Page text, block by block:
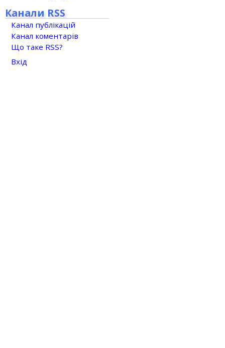
Канали RSS
Канал публікацій
Канал коментарів
Що таке RSS?
Вхід